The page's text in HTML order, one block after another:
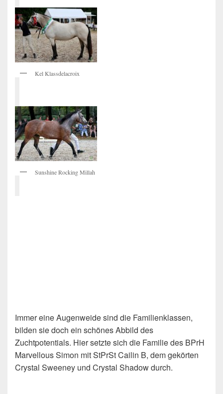
Kel Klassdelacroix
Sunshine Rocking Millah
Immer eine Augenweide sind die Familienklassen,
bilden sie doch ein schönes Abbild des
Zuchtpotentials. Hier setzte sich die Familie des BPrH
Marvellous Simon mit StPrSt Cailin B, dem gekörten
Crystal Sweeney und Crystal Shadow durch.